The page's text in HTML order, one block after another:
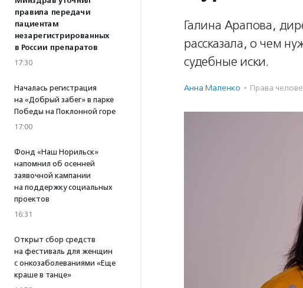
правила передачи
пациентам
незарегистрированных
в России препаратов
17:30
Началась регистрация
на «Добрый забег» в парке
Победы на Поклонной горе
17:00
Фонд «Наш Норильск»
напомнил об осенней
заявочной кампании
на поддержку социальных
проектов
16:31
Открыт сбор средств
на фестиваль для женщин
с онкозаболеваниями «Еще
краше в танце»
Галина Арапова,
рассказала, о чем
судебные иски.
Анна Маленко · Права